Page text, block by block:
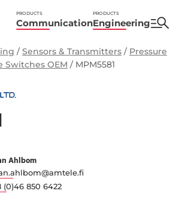
PRODUCTS
Communication
PRODUCTS
Engineering
/ Sensors & Transmitters / Pressure
Switches OEM / MPM5581
Ahlbom
(0)46 850 6422